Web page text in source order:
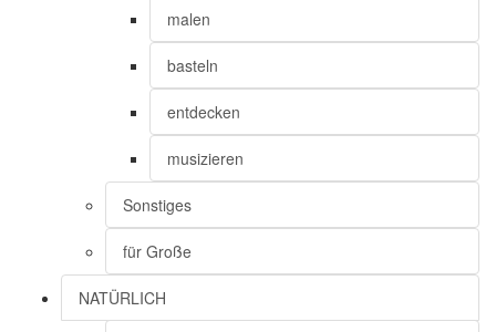
malen
basteln
entdecken
musizieren
Sonstiges
für Große
NATÜRLICH